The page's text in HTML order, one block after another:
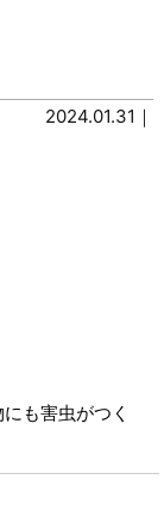
2024.01.31｜
も害虫がつく